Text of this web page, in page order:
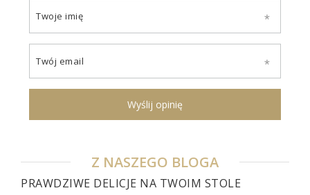
Twoje imię
Twój email
Wyślij opinię
Z NASZEGO BLOGA
PRAWDZIWE DELICJE NA TWOIM STOLE